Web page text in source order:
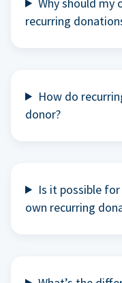
recurring
How do
donor?
Is it possible
own recurring